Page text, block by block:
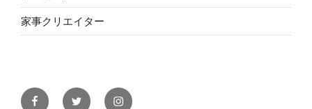
家事クリエイター
FacebookTwitter Instagram